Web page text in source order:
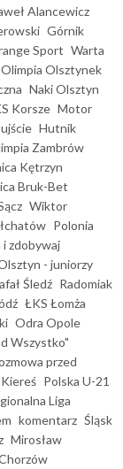
Alancewicz
Górnik
Sport Warta
Olimpia Olsztynek
Naki Olsztyn
Korsze Motor
Hutnik
Zambrów
Kętrzyn
Bruk-Bet
Wiktor
Polonia
i zdobywaj
- juniorzy
Śledź Radomiak
ŁKS Łomża
Odra Opole
Wszystko"
przed
Polska U-21
Liga
komentarz Śląsk
Mirosław